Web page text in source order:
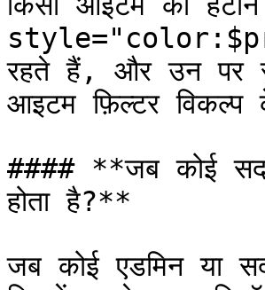
रहते हैं, और उन पर
आइटम फ़िल्टर
#### **जब कोई
होता है?**
जब कोई एडमिन या